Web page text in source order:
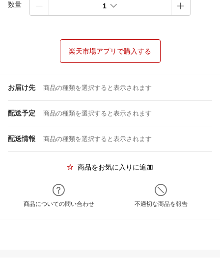
数量 1
楽天市場アプリで購入する
お届け先 商品の種類を選択すると表示されます
配送予定 商品の種類を選択すると表示されます
配送情報 商品の種類を選択すると表示されます
商品をお気に入りに追加
商品についての問い合わせ 不適切な商品を報告